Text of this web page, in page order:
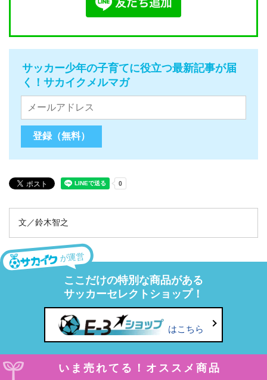
サッカー少年の子育てに役立つ最新記事が届
く！サカイクメルマガ
文／鈴木智之
が運営
ここだけの特別な商品がある
サッカーセレクトショップ！
はこちら
いま売れてる！オススメ商品